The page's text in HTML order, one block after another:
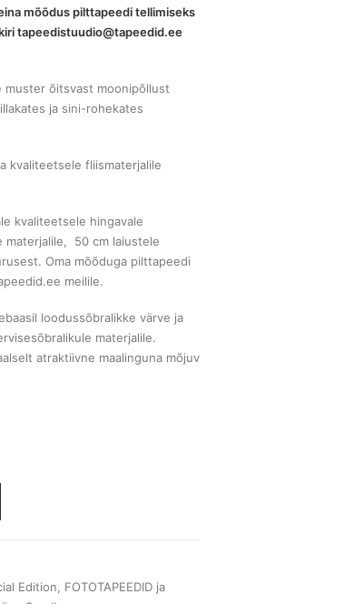
mõõdus pilttapeedi tellimiseks
tapeedistuudio@tapeedid.ee
muster õitsvast moonipõllust
ja sini-rohekates
kvaliteetsele fliismaterjalile
kvaliteetsele hingavale
materjalile, 50 cm laiustele
Oma mõõduga pilttapeedi
meilile.
loodussõbralikke värve ja
materjalile.
atraktiivne maalinguna mõjuv
Edition
FOTOTAPEEDID ja